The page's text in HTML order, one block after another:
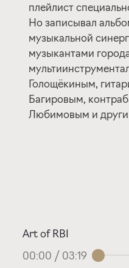
плейлист
Но записывал
музыкальной
музыкантами
Голощёкиным,
Багировым,
Любимовым и
Art of RBI
00:00 / 03:19